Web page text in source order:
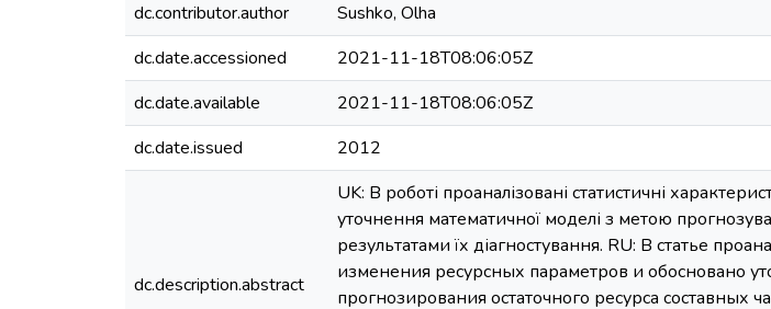
dc.contributor.author
Sushko, Olha
dc.date.accessioned
2021-11-18T08:06:05Z
dc.date.available
2021-11-18T08:06:05Z
dc.date.issued
2012
dc.description.abstract
UK: В роботі проаналізовані статистичні
уточнення математичної моделі з метою
результатами їх діагностування. RU: В статье
изменения ресурсных параметров и обосновано
прогнозирования остаточного ресурса составных